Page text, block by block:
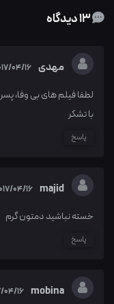
مهدی 04/16
لطفا فیلم های بی وفا، پسر
با تشکر
پاسخ
majid
04/16
خسته نباشید دمتون گرم‌
پاسخ
mobina
04/16